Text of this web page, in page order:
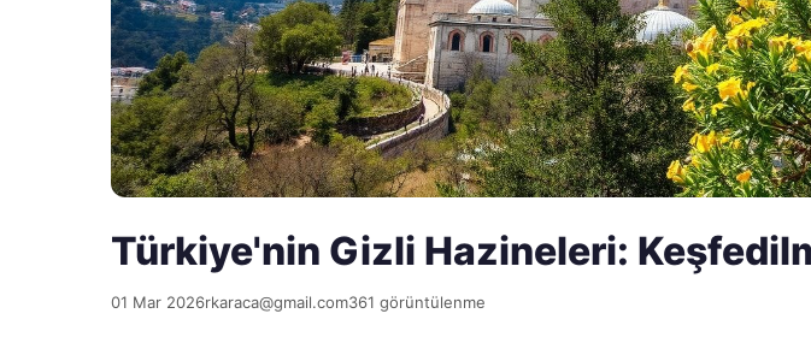
Türkiye'nin Gizli Hazineleri:
01 Mar 2026rkaraca@gmail.com361 görüntülenme